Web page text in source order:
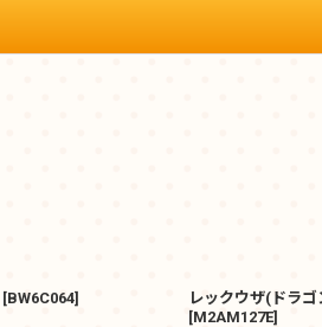
[BW6C064]
レックウザ(ドラ
[M2AM127E]